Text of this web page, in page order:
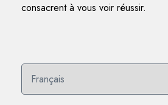
consacrent à vous voir réussir.